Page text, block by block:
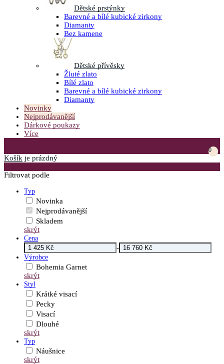
Dětské prstýnky
Barevné a bílé kubické zirkony
Diamanty
Bez kamene
Dětské přívěsky
Žluté zlato
Bílé zlato
Barevné a bílé kubické zirkony
Diamanty
Novinky
Nejprodávanější
Dárkové poukazy
Více
0
Košík je prázdný
Filtrovat podle
Typ
Novinka
Nejprodávanější
Skladem
skrýt
Cena
-
Výrobce
Bohemia Garnet
skrýt
Styl
Krátké visací
Pecky
Visací
Dlouhé
skrýt
Typ
Náušnice
skrýt